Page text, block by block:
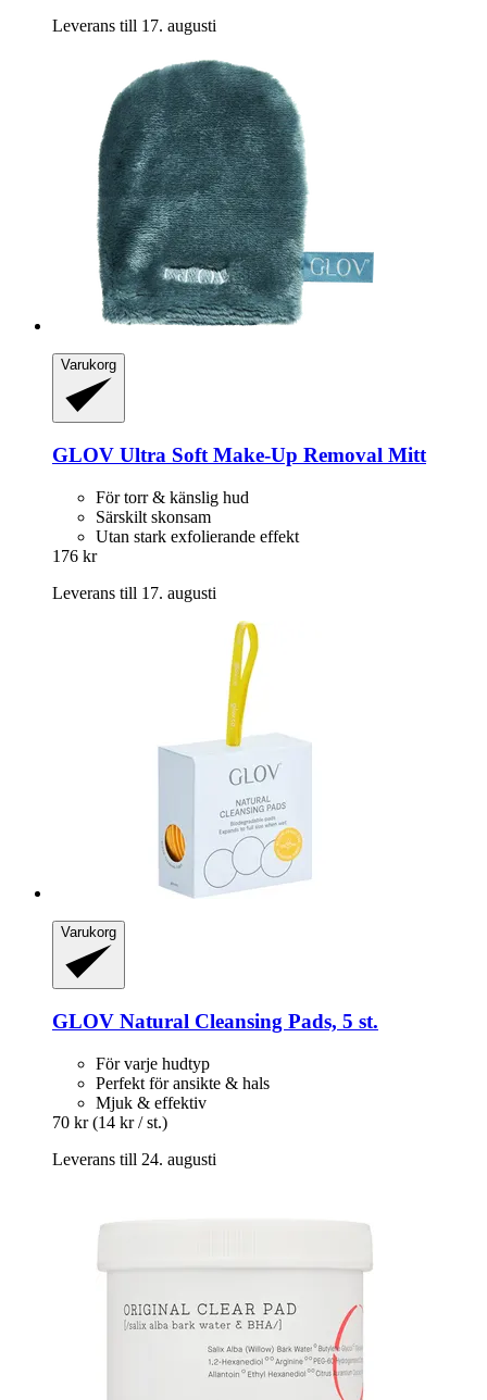
Leverans till 17. augusti
Varukorg
GLOV Ultra Soft Make-​Up Removal Mitt
För torr & känslig hud
Särskilt skonsam
Utan stark exfolierande effekt
176 kr
Leverans till 17. augusti
Varukorg
GLOV Natural Cleansing Pads, 5 st.
För varje hudtyp
Perfekt för ansikte & hals
Mjuk & effektiv
70 kr (14 kr / st.)
Leverans till 24. augusti